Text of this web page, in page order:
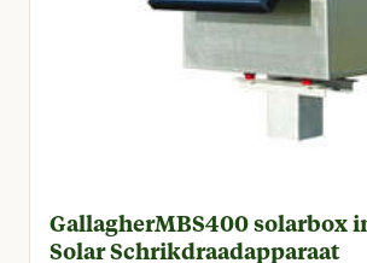
GallagherMBS400 solarbox
Solar Schrikdraadapparaat